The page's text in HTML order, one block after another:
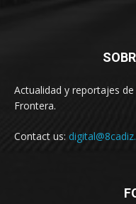
Actualidad y reportajes
Frontera.
Contact us: